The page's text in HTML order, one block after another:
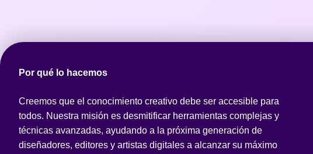
Por qué lo hacemos
Creemos que el conocimiento creativo debe ser accesible para
todos. Nuestra misión es desmitificar herramientas complejas y
técnicas avanzadas, ayudando a la próxima generación de
diseñadores, editores y artistas digitales a alcanzar su máximo